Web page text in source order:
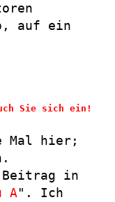
auf ein
Sie sich ein!
Mal hier;
Beitrag in
A". Ich